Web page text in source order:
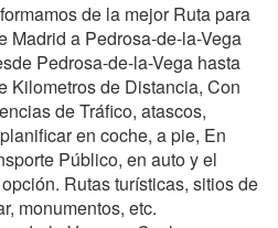
de la mejor Ruta para
Madrid a Pedrosa-de-la-Vega
Pedrosa-de-la-Vega hasta
Kilometros de Distancia, Con
de Tráfico, atascos,
en coche, a pie, En
Público, en auto y el
Rutas turísticas, sitios de
monumentos, etc.